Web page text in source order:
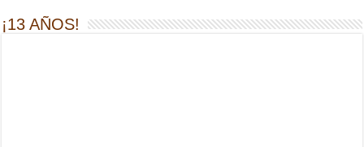
¡13 AÑOS!